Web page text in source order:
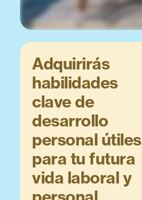
Adquirirás
habilidades
clave de
desarrollo
personal útiles
para tu futura
vida laboral y